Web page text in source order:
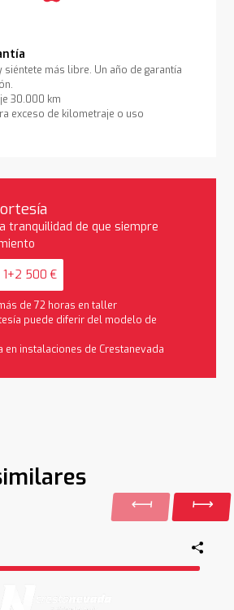
siéntete más libre. Un año de garantía
30.000 km
exceso de kilometraje o uso
tranquilidad de que siempre
1+2 500 €
de 72 horas en taller
puede diferir del modelo de
en instalaciones de Crestanevada